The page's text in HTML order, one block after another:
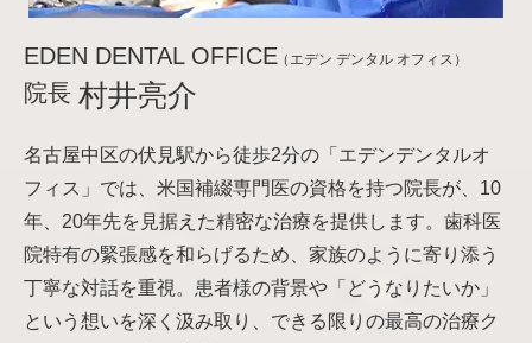
EDEN DENTAL OFFICE（エデン デンタル オフィス）
院長 村井亮介
名古屋中区の伏見駅から徒歩2分の「エデンデンタルオ
フィス」では、米国補綴専門医の資格を持つ院長が、10
年、20年先を見据えた精密な治療を提供します。歯科医
院特有の緊張感を和らげるため、家族のように寄り添う
丁寧な対話を重視。患者様の背景や「どうなりたいか」
という想いを深く汲み取り、できる限りの最高の治療ク